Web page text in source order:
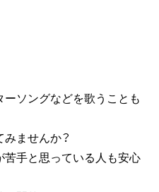
ソングなどを歌うことも
ませんか？
手と思っている人も安心